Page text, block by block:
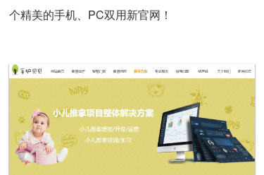
个精美的手机、PC双用新官网！